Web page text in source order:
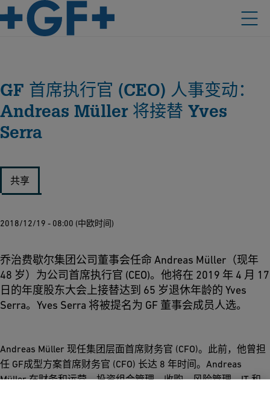
GF 首席执行官 (CEO) 人事变动：
Andreas Müller 将接替 Yves
Serra
共享
2018/12/19 - 08:00 (中欧时间)
乔治费歇尔集团公司董事会任命 Andreas Müller（现年
48 岁）为公司首席执行官 (CEO)。他将在 2019 年 4 月 17
日的年度股东大会上接替达到 65 岁退休年龄的 Yves
Serra。Yves Serra 将被提名为 GF 董事会成员人选。
Andreas Müller 现任集团层面首席财务官 (CFO)。此前，他曾担
任 GF成型方案首席财务官 (CFO) 长达 8 年时间。Andreas
Müller 在财务和运营、投资组合管理、收购、风险管理、IT 和